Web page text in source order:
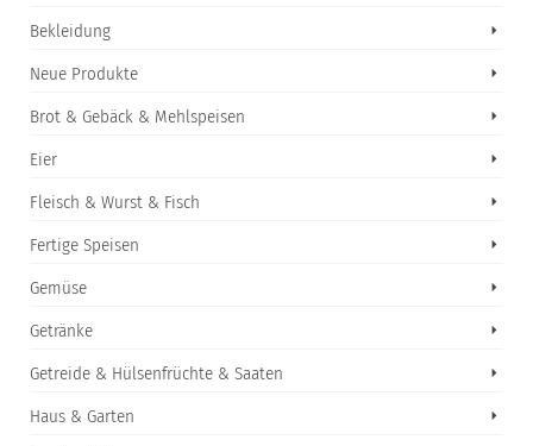
Bekleidung
Neue Produkte
Brot & Gebäck & Mehlspeisen
Eier
Fleisch & Wurst & Fisch
Fertige Speisen
Gemüse
Getränke
Getreide & Hülsenfrüchte & Saaten
Haus & Garten